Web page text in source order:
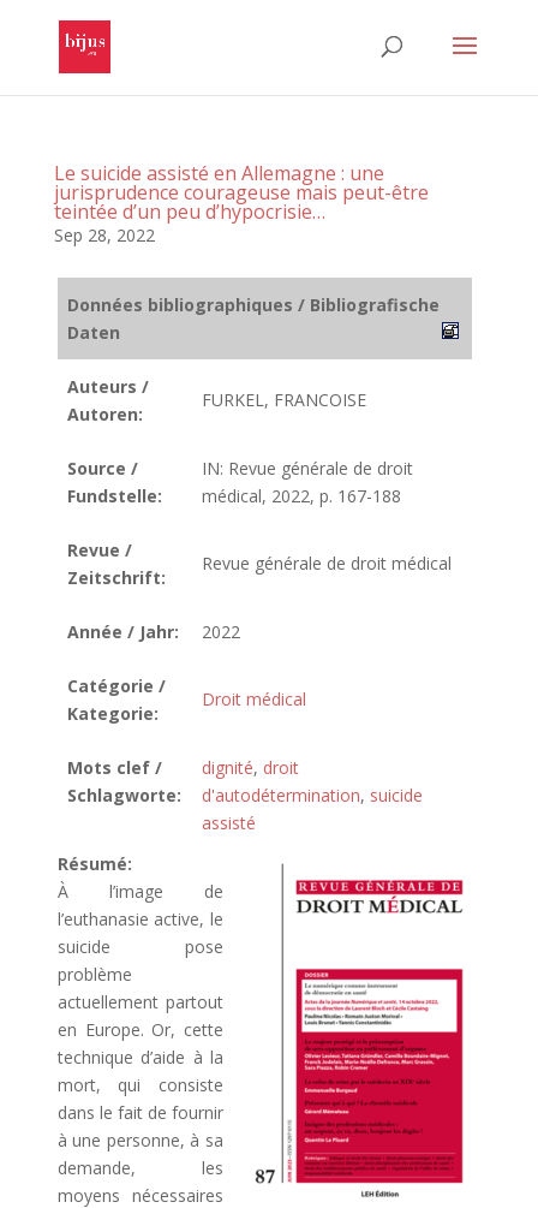
Le suicide assisté en Allemagne : une
jurisprudence courageuse mais peut-être
teintée d’un peu d’hypocrisie…
Sep 28, 2022
Données bibliographiques / Bibliografische
Daten
Auteurs /
Autoren:
FURKEL, FRANCOISE
Source /
Fundstelle:
IN: Revue générale de droit
médical, 2022, p. 167-188
Revue /
Zeitschrift:
Revue générale de droit médical
Année / Jahr: 2022
Catégorie /
Kategorie:
Droit médical
Mots clef /
Schlagworte:
dignité, droit
d'autodétermination, suicide
assisté
Résumé:
À l’image de
l’euthanasie active, le
suicide pose
problème
actuellement partout
en Europe. Or, cette
technique d’aide à la
mort, qui consiste
dans le fait de fournir
à une personne, à sa
demande, les
moyens nécessaires